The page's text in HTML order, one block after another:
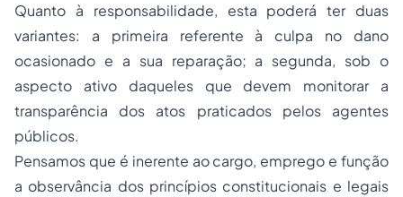
Quanto à responsabilidade, esta poderá ter duas
variantes: a primeira referente à culpa no dano
ocasionado e a sua reparação; a segunda, sob o
aspecto ativo daqueles que devem monitorar a
transparência dos atos praticados pelos agentes
públicos.
Pensamos que é inerente ao cargo, emprego e função
a observância dos princípios constitucionais e legais